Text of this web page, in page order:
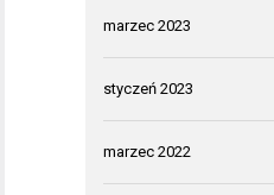
marzec 2023
styczeń 2023
marzec 2022